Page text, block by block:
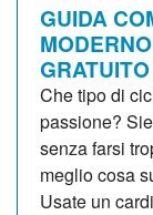
GUIDA
Che tipo di
passione?
senza farsi
meglio cosa
Usate un